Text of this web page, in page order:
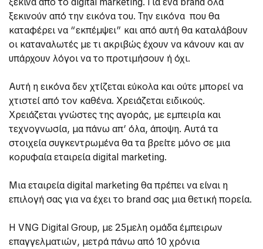
ξεκινούν από την εικόνα του. Την εικόνα που θα
καταφέρει να “εκπέμψει” και από αυτή θα καταλάβουν
οι καταναλωτές με τι ακριβώς έχουν να κάνουν και αν
υπάρχουν λόγοι να το προτιμήσουν ή όχι.
Αυτή η εικόνα δεν χτίζεται εύκολα και ούτε μπορεί να
χτιστεί από τον καθένα. Χρειάζεται ειδικούς.
Χρειάζεται γνώστες της αγοράς, με εμπειρία και
τεχνογνωσία, μα πάνω απ’ όλα, άποψη. Αυτά τα
στοιχεία συγκεντρωμένα θα τα βρείτε μόνο σε μια
κορυφαία εταιρεία digital marketing.
Μια εταιρεία digital marketing θα πρέπει να είναι η
επιλογή σας για να έχει το brand σας μια θετική πορεία.
Η VNG Digital Group, με 25μελη ομάδα έμπειρων
επαγγελματιών, μετρά πάνω από 10 χρόνια